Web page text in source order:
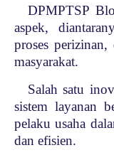
DPMPTSP
aspek,
proses
masyarakat.
Salah satu
sistem layanan
pelaku usaha
dan efisien.